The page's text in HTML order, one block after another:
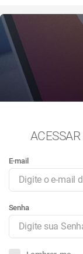
ACESSAR
E-mail
Senha